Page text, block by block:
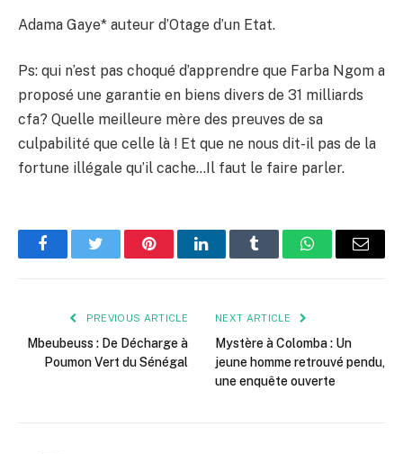
Adama Gaye* auteur d’Otage d’un Etat.
Ps: qui n’est pas choqué d’apprendre que Farba Ngom a
proposé une garantie en biens divers de 31 milliards
cfa? Quelle meilleure mère des preuves de sa
culpabilité que celle là ! Et que ne nous dit-il pas de la
fortune illégale qu’il cache…Il faut le faire parler.
FacebookTwitter PinterestLinkedInTumblr WhatsAppEmail
PREVIOUS ARTICLE
Mbeubeuss : De Décharge à
Poumon Vert du Sénégal
NEXT ARTICLE
Mystère à Colomba : Un
jeune homme retrouvé pendu,
une enquête ouverte